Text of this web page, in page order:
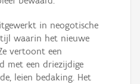
in neogotische
waarin het nieuwe
vertoont een
met een driezijdige
leien bedaking. Het